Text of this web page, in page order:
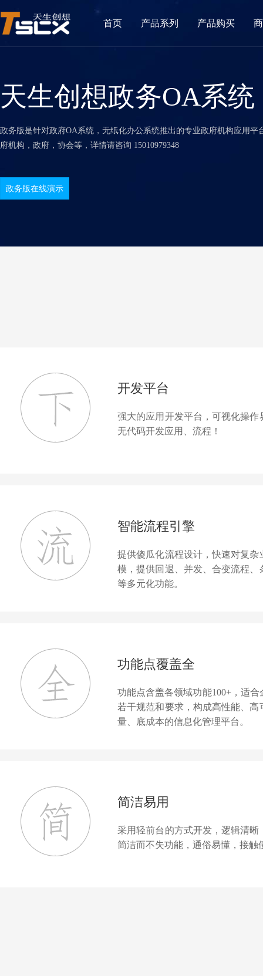
首页 产品系列 产品购买
天生创想政务OA系统
政务版是针对政府OA系统，无纸化办公系统推出的专业政府机构应用平
府机构，政府，协会等，详情请咨询 15010979348
政务版在线演示
开发平台
强大的应用开发平台，可视化操作
无代码开发应用、流程！
智能流程引擎
提供傻瓜化流程设计，快速对复杂
模，提供回退、并发、合变流程、
等多元化功能。
功能点覆盖全
功能点含盖各领域功能100+，适合
若干规范和要求，构成高性能、高
量、底成本的信息化管理平台。
简洁易用
采用轻前台的方式开发，逻辑清晰
简洁而不失功能，通俗易懂，接触